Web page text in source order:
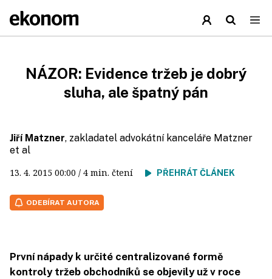
NÁZOR: Evidence tržeb je dobrý
sluha, ale špatný pán
Jiří Matzner, zakladatel advokátní kanceláře Matzner
et al
13. 4. 2015 00:00 / 4 min. čtení PŘEHRÁT ČLÁNEK
ODEBÍRAT AUTORA
První nápady k určité centralizované formě
kontroly tržeb obchodníků se objevily už v roce